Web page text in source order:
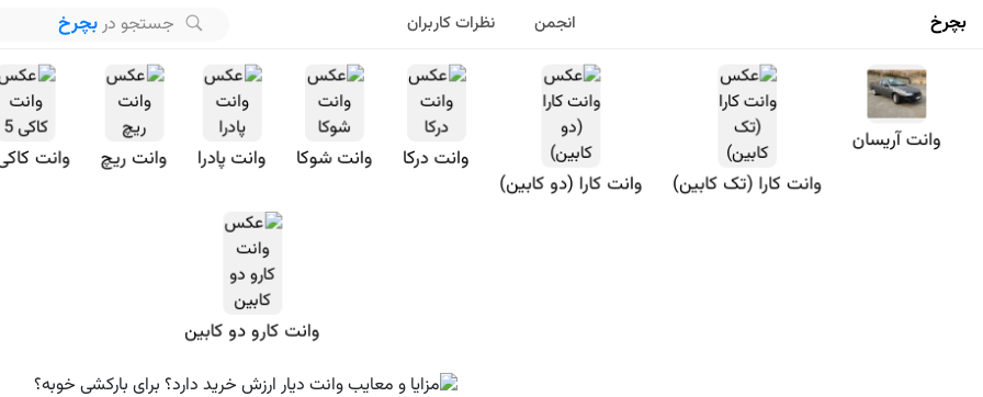
بچرخ انجمن نظرات کاربران جستجو دربچرخ
وانت آریسان
وانت کارا (تک کابین) وانت کارا (دو کابین)
وانت درکا وانت شوکا وانت پادرا وانت ریچ وانت کاکی
وانت کارو دو کابین